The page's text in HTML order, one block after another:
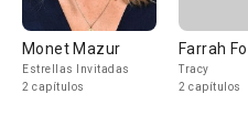
Monet Mazur
Estrellas Invitadas
2 capítulos
Farrah
Tracy
2 capítulos